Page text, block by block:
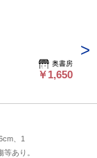
奥書房
￥1,650
、1
あり。